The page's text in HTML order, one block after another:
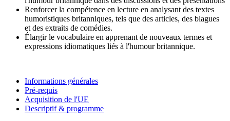
Renforcer la compétence en lecture en analysant des textes
humoristiques britanniques, tels que des articles, des blagues
et des extraits de comédies.
Élargir le vocabulaire en apprenant de nouveaux termes et
expressions idiomatiques liés à l'humour britannique.
Informations générales
Pré-requis
Acquisition de l'UE
Descriptif & programme